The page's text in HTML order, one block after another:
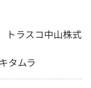
ラスコ中山株式
タムラ